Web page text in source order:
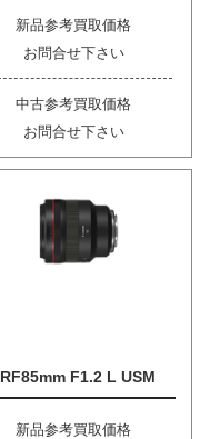
新品参考買取価格
お問合せ下さい
中古参考買取価格
お問合せ下さい
RF85mm F1.2 L USM
新品参考買取価格